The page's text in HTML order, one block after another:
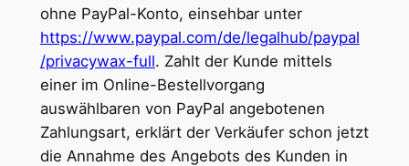
ohne PayPal-Konto, einsehbar unter
https://www.paypal.com/de/legalhub/paypal
/privacywax-full. Zahlt der Kunde mittels
einer im Online-Bestellvorgang
auswählbaren von PayPal angebotenen
Zahlungsart, erklärt der Verkäufer schon jetzt
die Annahme des Angebots des Kunden in